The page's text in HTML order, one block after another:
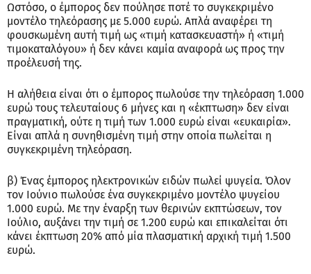
Ωστόσο, ο έμπορος δεν πούλησε ποτέ το συγκεκριμένο
μοντέλο τηλεόρασης με 5.000 ευρώ. Απλά αναφέρει τη
φουσκωμένη αυτή τιμή ως «τιμή κατασκευαστή» ή «τιμή
τιμοκαταλόγου» ή δεν κάνει καμία αναφορά ως προς την
προέλευσή της.
Η αλήθεια είναι ότι ο έμπορος πωλούσε την τηλεόραση 1.000
ευρώ τους τελευταίους 6 μήνες και η «έκπτωση» δεν είναι
πραγματική, ούτε η τιμή των 1.000 ευρώ είναι «ευκαιρία».
Είναι απλά η συνηθισμένη τιμή στην οποία πωλείται η
συγκεκριμένη τηλεόραση.
β) Ένας έμπορος ηλεκτρονικών ειδών πωλεί ψυγεία. Όλον
τον Ιούνιο πωλούσε ένα συγκεκριμένο μοντέλο ψυγείου
1.000 ευρώ. Με την έναρξη των θερινών εκπτώσεων, τον
Ιούλιο, αυξάνει την τιμή σε 1.200 ευρώ και επικαλείται ότι
κάνει έκπτωση 20% από μία πλασματική αρχική τιμή 1.500
ευρώ.